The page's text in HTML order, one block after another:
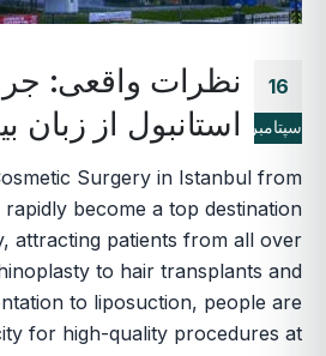
16
سپتامبر
نظرات واقعی:
استانبول از زبان
Surgery in Istanbul from
become a top destination
attracting patients from all over
to hair transplants and
to liposuction, people are
for high-quality procedures at